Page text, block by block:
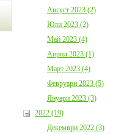
Август 2023 (2)
Юли 2023 (2)
Май 2023 (4)
Април 2023 (1)
Март 2023 (4)
Февруари 2023 (5)
Януари 2023 (3)
2022 (19)
Декември 2022 (3)